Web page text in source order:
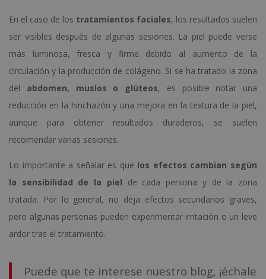
En el caso de los tratamientos faciales, los resultados suelen
ser visibles después de algunas sesiones. La piel puede verse
más luminosa, fresca y firme debido al aumento de la
circulación y la producción de colágeno. Si se ha tratado la zona
del abdomen, muslos o glúteos, es posible notar una
reducción en la hinchazón y una mejora en la textura de la piel,
aunque para obtener resultados duraderos, se suelen
recomendar varias sesiones.
Lo importante a señalar es que los efectos cambian según
la sensibilidad de la piel de cada persona y de la zona
tratada. Por lo general, no deja efectos secundarios graves,
pero algunas personas pueden experimentar irritación o un leve
ardor tras el tratamiento.
Puede que te interese nuestro blog, ¡échale